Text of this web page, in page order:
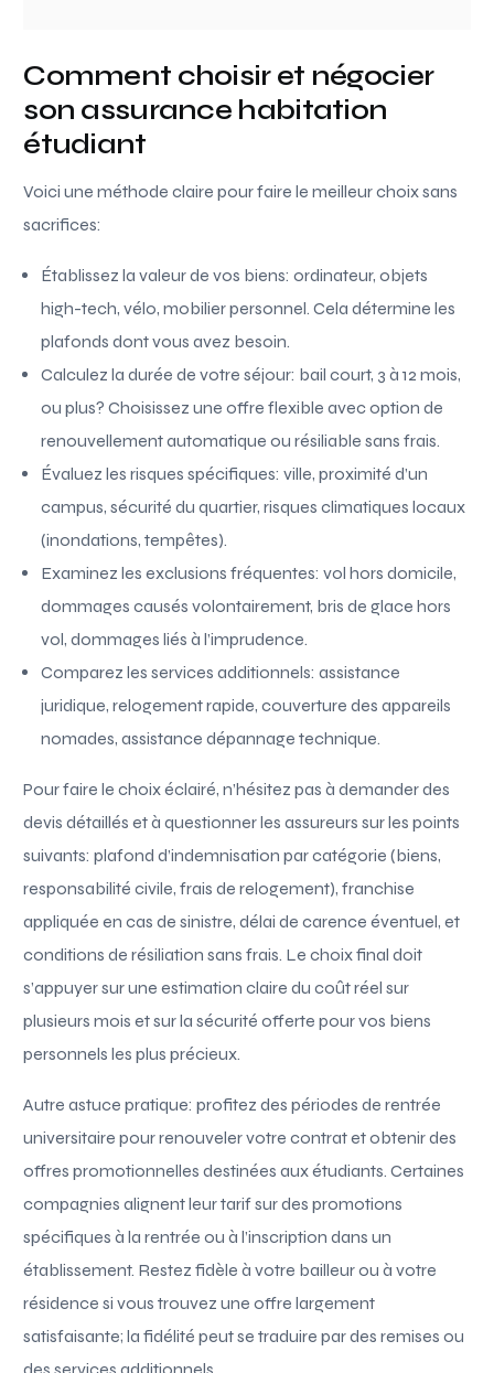
Comment choisir et négocier
son assurance habitation
étudiant
Voici une méthode claire pour faire le meilleur choix sans
sacrifices:
Établissez la valeur de vos biens: ordinateur, objets
high-tech, vélo, mobilier personnel. Cela détermine les
plafonds dont vous avez besoin.
Calculez la durée de votre séjour: bail court, 3 à 12 mois,
ou plus? Choisissez une offre flexible avec option de
renouvellement automatique ou résiliable sans frais.
Évaluez les risques spécifiques: ville, proximité d’un
campus, sécurité du quartier, risques climatiques locaux
(inondations, tempêtes).
Examinez les exclusions fréquentes: vol hors domicile,
dommages causés volontairement, bris de glace hors
vol, dommages liés à l’imprudence.
Comparez les services additionnels: assistance
juridique, relogement rapide, couverture des appareils
nomades, assistance dépannage technique.
Pour faire le choix éclairé, n’hésitez pas à demander des
devis détaillés et à questionner les assureurs sur les points
suivants: plafond d’indemnisation par catégorie (biens,
responsabilité civile, frais de relogement), franchise
appliquée en cas de sinistre, délai de carence éventuel, et
conditions de résiliation sans frais. Le choix final doit
s’appuyer sur une estimation claire du coût réel sur
plusieurs mois et sur la sécurité offerte pour vos biens
personnels les plus précieux.
Autre astuce pratique: profitez des périodes de rentrée
universitaire pour renouveler votre contrat et obtenir des
offres promotionnelles destinées aux étudiants. Certaines
compagnies alignent leur tarif sur des promotions
spécifiques à la rentrée ou à l’inscription dans un
établissement. Restez fidèle à votre bailleur ou à votre
résidence si vous trouvez une offre largement
satisfaisante; la fidélité peut se traduire par des remises ou